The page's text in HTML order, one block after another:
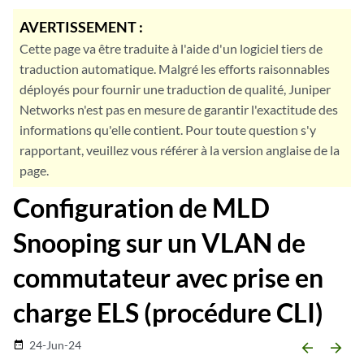
AVERTISSEMENT :
Cette page va être traduite à l'aide d'un logiciel tiers de
traduction automatique. Malgré les efforts raisonnables
déployés pour fournir une traduction de qualité, Juniper
Networks n'est pas en mesure de garantir l'exactitude des
informations qu'elle contient. Pour toute question s'y
rapportant, veuillez vous référer à la version anglaise de la
page.
Configuration de MLD
Snooping sur un VLAN de
commutateur avec prise en
charge ELS (procédure CLI)
date_range 24-Jun-24 arrow_backward arrow_forward